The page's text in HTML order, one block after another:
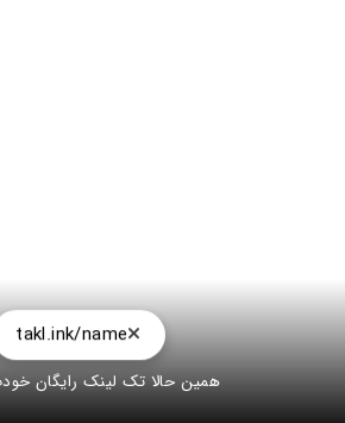
takl.ink/name
همین حالا تک لینک رایگان